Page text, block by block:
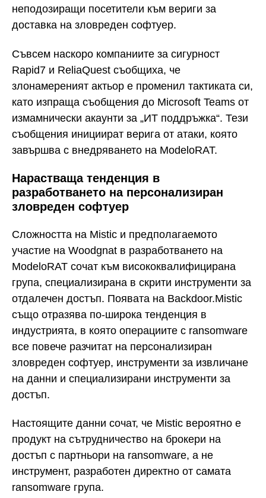
неподозиращи посетители към вериги за
доставка на зловреден софтуер.
Съвсем наскоро компаниите за сигурност
Rapid7 и ReliaQuest съобщиха, че
злонамереният актьор е променил тактиката си,
като изпраща съобщения до Microsoft Teams от
измамнически акаунти за „ИТ поддръжка“. Тези
съобщения инициират верига от атаки, която
завършва с внедряването на ModeloRAT.
Нарастваща тенденция в
разработването на персонализиран
зловреден софтуер
Сложността на Mistic и предполагаемото
участие на Woodgnat в разработването на
ModeloRAT сочат към висококвалифицирана
група, специализирана в скрити инструменти за
отдалечен достъп. Появата на Backdoor.Mistic
също отразява по-широка тенденция в
индустрията, в която операциите с ransomware
все повече разчитат на персонализиран
зловреден софтуер, инструменти за извличане
на данни и специализирани инструменти за
достъп.
Настоящите данни сочат, че Mistic вероятно е
продукт на сътрудничество на брокери на
достъп с партньори на ransomware, а не
инструмент, разработен директно от самата
ransomware група.